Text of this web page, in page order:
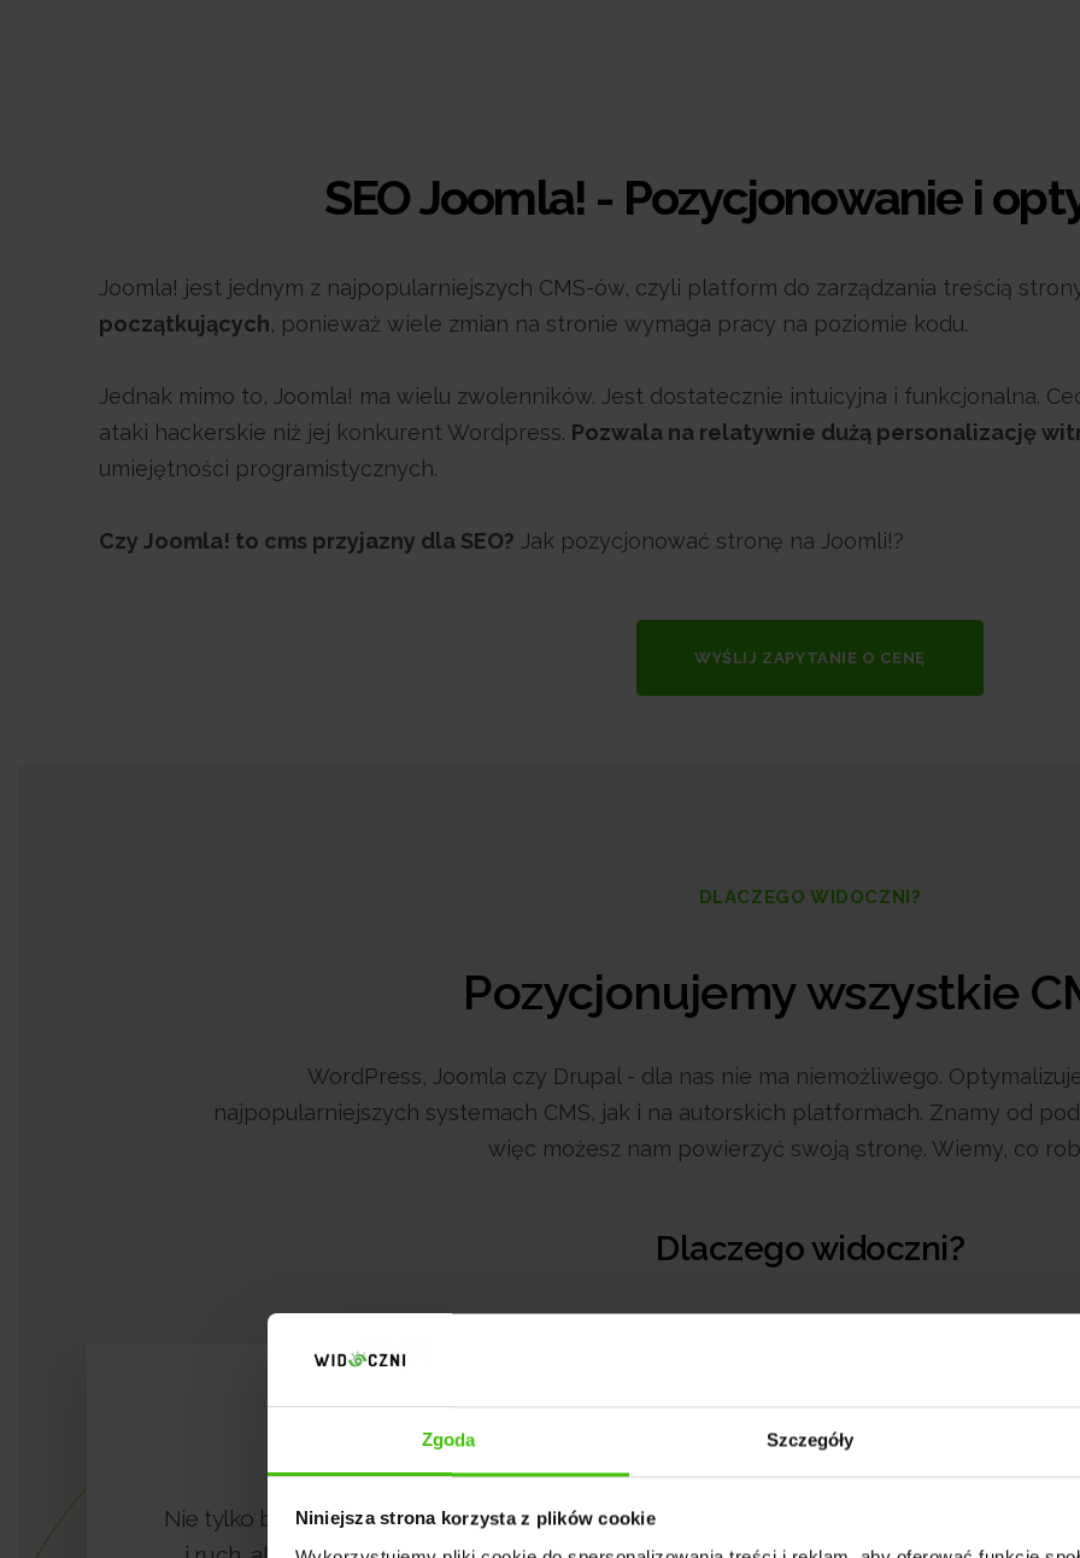
Zgoda Szczegóły
Niniejsza strona korzysta z plików cookie
SEOJoomla! - Pozycjonowanie i
Joomla! jest jednym z najpopularniejszych CMS-ów, czyli platform do zarządzania treścią
początkujących, ponieważ wiele zmian na stronie wymaga pracy na poziomie kodu.
Jednak mimo to, Joomla! ma wielu zwolenników. Jest dostatecznie intuicyjna i funkcjonalna.
ataki hackerskie niż jej konkurent Wordpress. Pozwala na relatywnie dużą personalizację
umiejętności programistycznych.
Czy Joomla! to cms przyjazny dla SEO? Jak pozycjonować stronę na Joomli!?
WYŚLIJ ZAPYTANIE O CENĘ
DLACZEGO WIDOCZNI?
Pozycjonujemy wszystkie
WordPress, Joomla czy Drupal - dla nas nie ma niemożliwego.
najpopularniejszych systemach CMS, jak i na autorskich platformach. Znamy od
więc możesz nam powierzyć swoją stronę. Wiemy, co
Dlaczego widoczni?
Nie tylko budujemy widoczność
2